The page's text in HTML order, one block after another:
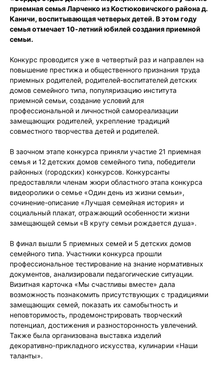
приемная семья Ларченко из Костюковичского района д.
Каничи, воспитывающая четверых детей. В этом году
семья отмечает 10-летний юбилей создания приемной
семьи.
Конкурс проводится уже в четвертый раз и направлен на
повышение престижа и общественного признания труда
приемных родителей, родителей-воспитателей детских
домов семейного типа, популяризацию института
приемной семьи, создание условий для
профессиональной и личностной самореализации
замещающих родителей, укрепление традиций
совместного творчества детей и родителей.
В заочном этапе конкурса приняли участие 21 приемная
семья и 12 детских домов семейного типа, победители
районных (городских) конкурсов. Конкурсанты
предоставляли членам жюри областного этапа конкурса
видеоролики о семье «Один день из жизни семьи»,
сочинение-описание «Лучшая семейная история» и
социальный плакат, отражающий особенности жизни
замещающей семьи «В кругу семьи рождается душа».
В финал вышли 5 приемных семей и 5 детских домов
семейного типа. Участники конкурса прошли
профессиональное тестирование на знание нормативных
документов, анализировали педагогические ситуации.
Визитная карточка «Мы счастливы вместе» дала
возможность познакомить присутствующих с традициями
замещающих семей, показать их самобытность и
неповторимость, продемонстрировать творческий
потенциал, достижения и разносторонность увлечений.
Также была организована выставка изделий
декоративно-прикладного искусства, кулинарии «Наши
таланты».